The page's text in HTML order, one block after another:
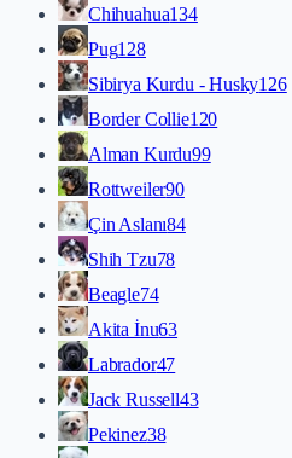
Chihuahua134
Pug128
Sibirya Kurdu - Husky126
Border Collie120
Alman Kurdu99
Rottweiler90
Çin Aslanı84
Shih Tzu78
Beagle74
Akita İnu63
Labrador47
Jack Russell43
Pekinez38